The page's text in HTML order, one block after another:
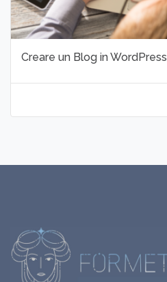
Creare un Blog in WordPress